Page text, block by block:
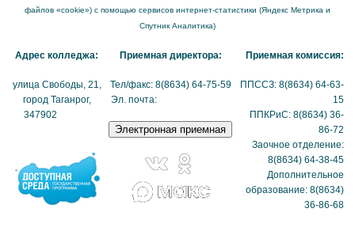
файлов «cookie») с помощью сервисов интернет-статистики (Яндекс Метрика и
Спутник Аналитика)
Адрес колледжа:
улица Свободы, 21,
город Таганрог,
347902
Приемная директора:
Тел/факс: 8(8634) 64-75-59
Эл. почта:
Приемная комиссия:
ППССЗ: 8(8634) 64-63-
15
ППКРиС: 8(8634) 36-
86-72
Заочное отделение:
8(8634) 64-38-45
Дополнительное
образование: 8(8634)
36-86-68